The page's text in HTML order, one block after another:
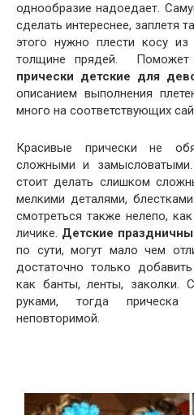
однообразие надоедает.
сделать интереснее, заплетя
этого нужно плести косу
толщине прядей. Поможет
прически детские для
описанием выполнения
много на соответствующих
Красивые прически не
сложными и
стоит делать слишком
мелкими деталями,
смотреться также нелепо,
личике. Детские
по сути, могут мало чем
достаточно только
как банты, ленты, заколки.
руками, тогда
неповторимой.